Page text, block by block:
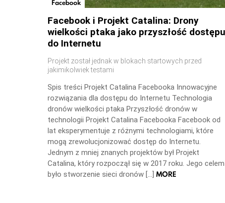
Facebook
Facebook i Projekt Catalina: Drony
wielkości ptaka jako przyszłość dostępu
do Internetu
Projekt został jednak w blokach startowych przed
jakimikolwiek testami
Spis treści Projekt Catalina Facebooka Innowacyjne
rozwiązania dla dostępu do Internetu Technologia
dronów wielkości ptaka Przyszłość dronów w
technologii Projekt Catalina Facebooka Facebook od
lat eksperymentuje z różnymi technologiami, które
mogą zrewolucjonizować dostęp do Internetu.
Jednym z mniej znanych projektów był Projekt
Catalina, który rozpoczął się w 2017 roku. Jego celem
było stworzenie sieci dronów […] MORE